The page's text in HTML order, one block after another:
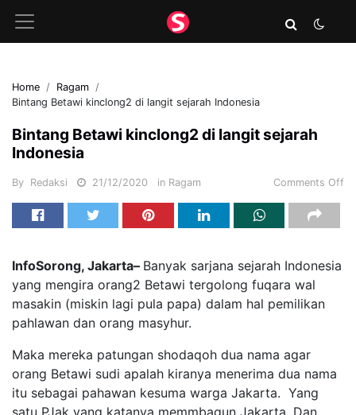
Home
Ragam
Bintang Betawi kinclong2 di langit sejarah Indonesia
Bintang Betawi kinclong2 di langit sejarah
Indonesia
By Redaksi 21/12/2020 in Ragam Comments Off
InfoSorong, Jakarta– Banyak sarjana sejarah Indonesia
yang mengira orang2 Betawi tergolong fuqara wal
masakin (miskin lagi pula papa) dalam hal pemilikan
pahlawan dan orang masyhur.
Maka mereka patungan shodaqoh dua nama agar
orang Betawi sudi apalah kiranya menerima dua nama
itu sebagai pahawan kesuma warga Jakarta. Yang
satu PJak yang katanya memmbagun Jakarta. Dan